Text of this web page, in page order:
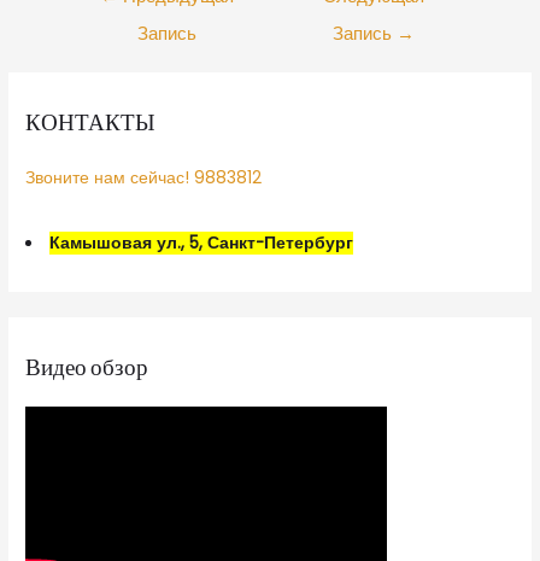
Запись
Запись →
КОНТАКТЫ
Звоните нам сейчас! 9883812
Камышовая ул., 5, Санкт-Петербург
Видео обзор